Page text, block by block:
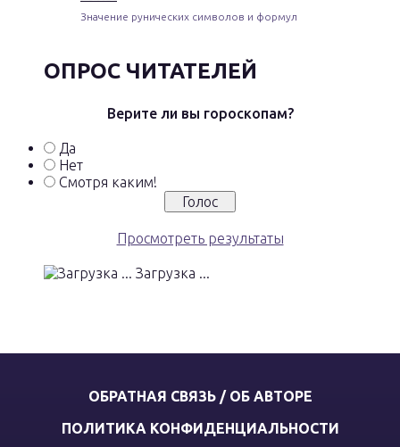
Значение рунических символов и формул
ОПРОС ЧИТАТЕЛЕЙ
Верите ли вы гороскопам?
Да
Нет
Смотря каким!
Просмотреть результаты
Загрузка ...
ОБРАТНАЯ СВЯЗЬ / ОБ АВТОРЕ
ПОЛИТИКА КОНФИДЕНЦИАЛЬНОСТИ